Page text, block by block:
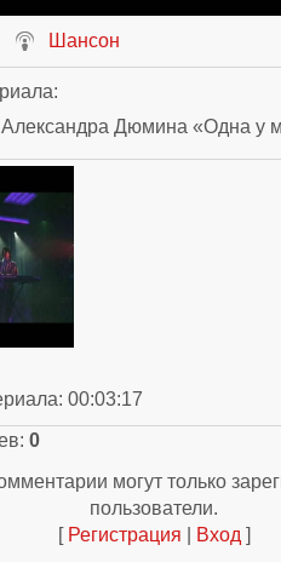
Шансон
:
Дюмина «Одна у
: 00:03:17
: 0
могут только
пользователи.
[ Регистрация Вход ]